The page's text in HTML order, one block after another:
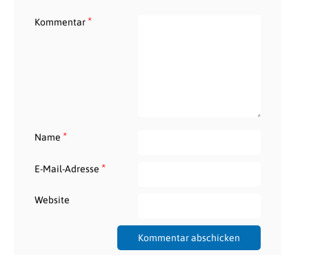
Kommentar*
Name *
E-Mail-Adresse *
Website